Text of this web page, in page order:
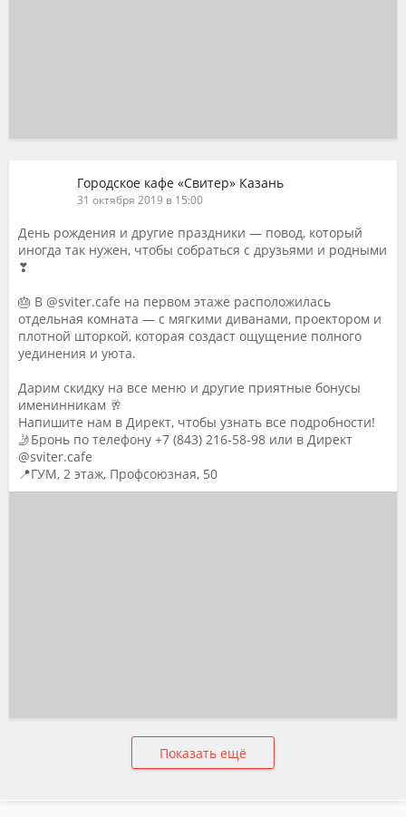
Городское кафе «Свитер» Казань
31 октября 2019 в 15:00
День рождения и другие праздники — повод, который
иногда так нужен, чтобы собраться с друзьями и родными
❣
🎂 В @sviter.cafe на первом этаже расположилась
отдельная комната — с мягкими диванами, проектором и
плотной шторкой, которая создаст ощущение полного
уединения и уюта.
Дарим скидку на все меню и другие приятные бонусы
именинникам 🥂
Напишите нам в Директ, чтобы узнать все подробности!
🤳Бронь по телефону +7 (843) 216-58-98 или в Директ
@sviter.cafe
📍ГУМ, 2 этаж, Профсоюзная, 50
Показать ещё